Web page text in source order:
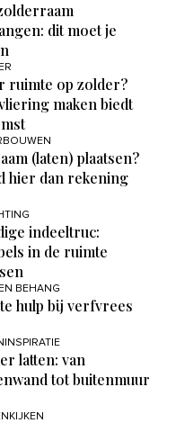
dit moet je
ruimte op zolder?
maken biedt
(laten) plaatsen?
hier dan rekening
indeeltruc:
in de ruimte
BEHANG
hulp bij verfvrees
latten: van
tot buitenmuur